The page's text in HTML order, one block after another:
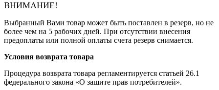
ВНИМАНИЕ!
Выбранный Вами товар может быть поставлен в резерв, но не
более чем на 5 рабочих дней. При отсутствии внесения
предоплаты или полной оплаты счета резерв снимается.
Условия возврата товара
Процедура возврата товара регламентируется статьей 26.1
федерального закона «О защите прав потребителей».